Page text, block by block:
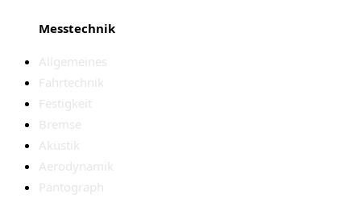
Messtechnik
Allgemeines
Fahrtechnik
Festigkeit
Bremse
Akustik
Aerodynamik
Pantograph